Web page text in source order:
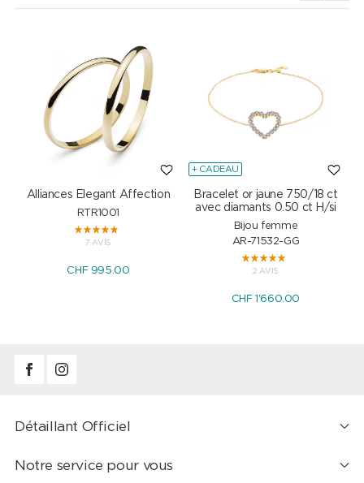
Alliances Elegant Affection
RTR1001
7 AVIS
CHF 995.00
+ CADEAU
Bracelet or jaune 750/18 ct
avec diamants 0.50 ct H/si
Bijou femme
AR-71532-GG
2 AVIS
CHF 1'660.00
Détaillant Officiel
Notre service pour vous